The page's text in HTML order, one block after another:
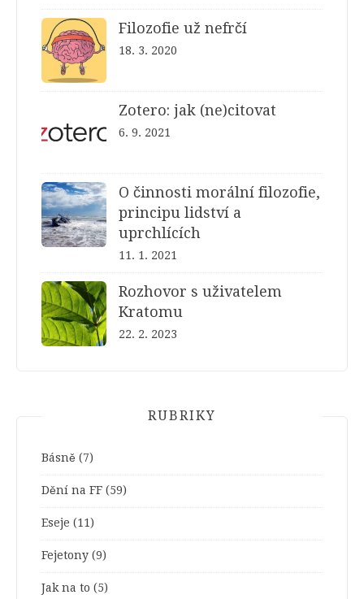
Filozofie už nefrčí
18. 3. 2020
Zotero: jak (ne)citovat
6. 9. 2021
O činnosti morální filozofie,
principu lidství a
uprchlících
11. 1. 2021
Rozhovor s uživatelem
Kratomu
22. 2. 2023
RUBRIKY
Básně (7)
Dění na FF (59)
Eseje (11)
Fejetony (9)
Jak na to (5)